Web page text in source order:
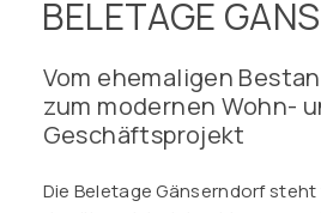
BELETAGE
Vom ehemaligen
zum modernen Wohn-
Geschäftsprojekt
Die Beletage Gänserndorf steht